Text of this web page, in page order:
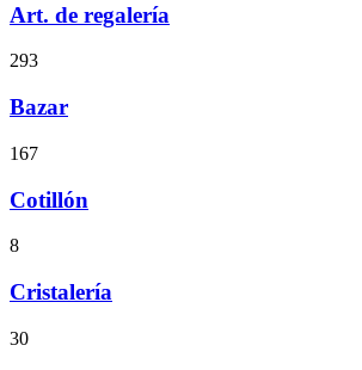
Art. de regalería
293
Bazar
167
Cotillón
8
Cristalería
30